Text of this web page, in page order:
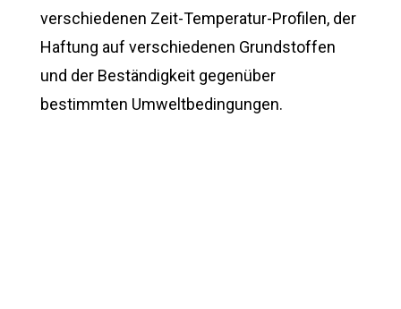
verschiedenen Zeit-Temperatur-Profilen, der
Haftung auf verschiedenen Grundstoffen
und der Beständigkeit gegenüber
bestimmten Umweltbedingungen.